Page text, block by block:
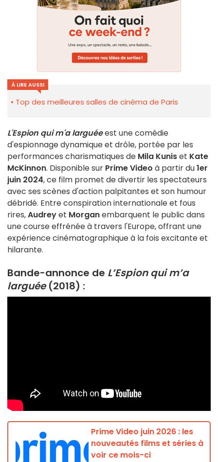
À LIRE AUSSI
Top des meilleures salles de cinéma de Paris
L'Espion qui m'a larguéeest une comédie
d'espionnage dynamique et drôle, portée par les
performances charismatiques de Mila Kuniset Kate
McKinnon. Disponible sur Prime Video à partir du1er
juin 2024, ce film promet de divertir les spectateurs
avec ses scènes d'action palpitantes et son humour
débridé. Entre conspiration internationale et fous
rires,Audreyet Morganembarquent le public dans
une course effrénée à travers l'Europe, offrant une
expérience cinématographique à la fois excitante et
hilarante.
Bande-annonce de L’Espion qui m’a
larguée(2018) :
Prime Video juin 2026 : les
nouveautés films et séries à
voir ce mois-ci